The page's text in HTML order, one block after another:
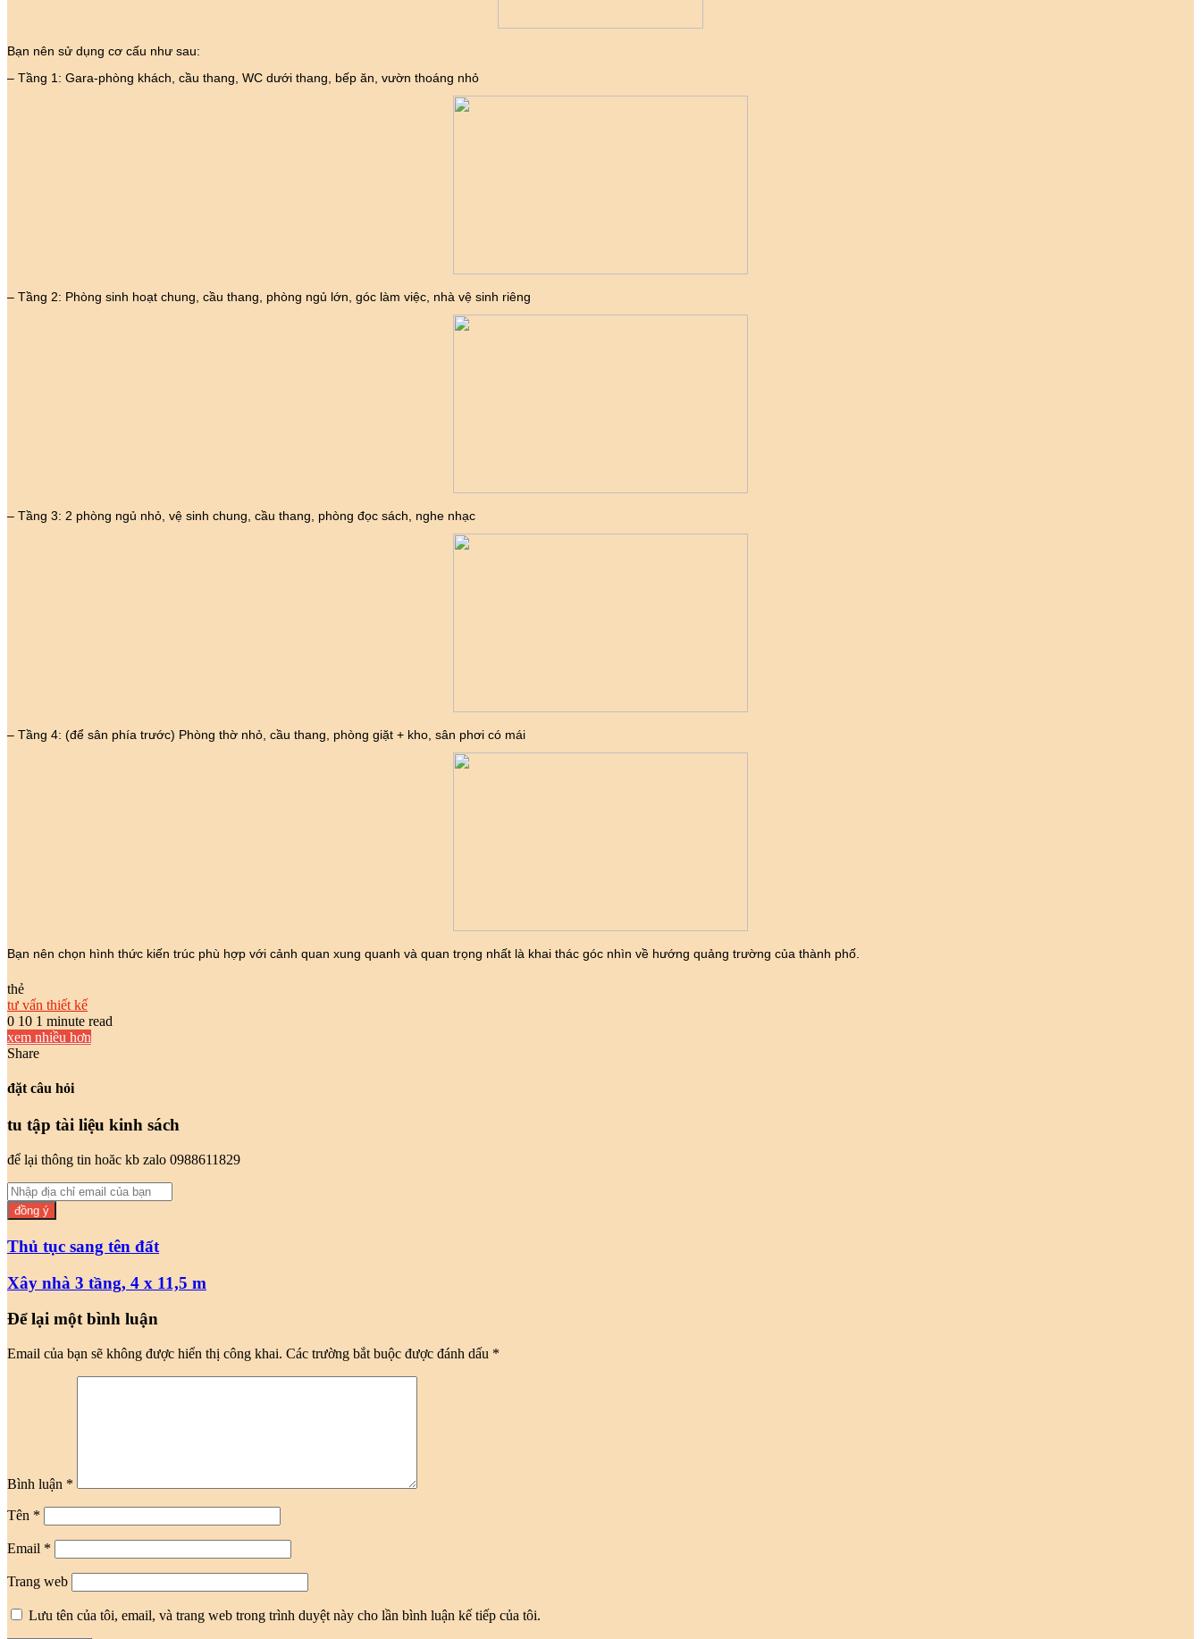
Bạn nên sử dụng cơ cấu như sau:
– Tầng 1: Gara-phòng khách, cầu thang, WC dưới thang, bếp ăn, vườn thoáng nhỏ
– Tầng 2: Phòng sinh hoạt chung, cầu thang, phòng ngủ lớn, góc làm việc, nhà vệ sinh riêng
– Tầng 3: 2 phòng ngủ nhỏ, vệ sinh chung, cầu thang, phòng đọc sách, nghe nhạc
– Tầng 4: (để sân phía trước) Phòng thờ nhỏ, cầu thang, phòng giặt + kho, sân phơi có mái
Bạn nên chọn hình thức kiến trúc phù hợp với cảnh quan xung quanh và quan trọng nhất là khai thác góc nhìn về hướng quảng trường của thành phố.
thẻ
tư vấn thiết kế
0 10 1 minute read
xem nhiều hơn
Share
sẻ
email
đặt câu hỏi
tu tập tài liệu kinh sách
để lại thông tin hoăc kb zalo 0988611829
Nhập
địa
chỉ
email
của
Thủ tục sang tên đất
Xây nhà 3 tầng, 4 x 11,5 m
Để lại một bình luận
Email của bạn sẽ không được hiển thị công khai. Các trường bắt buộc được đánh dấu *
Bình luận *
Tên *
Email *
Trang web
Lưu tên của tôi, email, và trang web trong trình duyệt này cho lần bình luận kế tiếp của tôi.